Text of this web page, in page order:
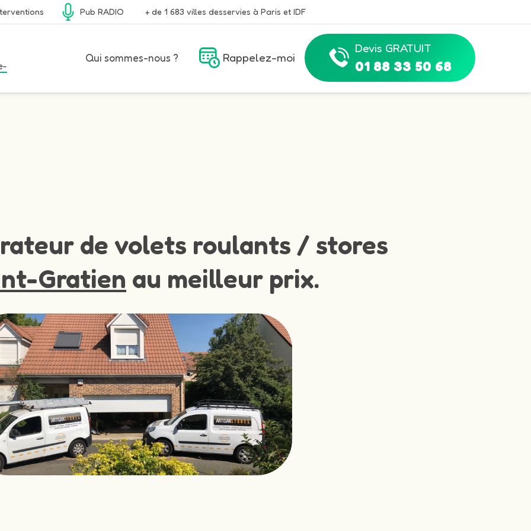
Pub RADIO + de 1 683 villes desservies à Paris et IDF
Qui sommes-nous ? Rappelez-moi
Devis GRATUIT
01 88 33 50 68
de volets roulants / stores
Gratien au meilleur prix.